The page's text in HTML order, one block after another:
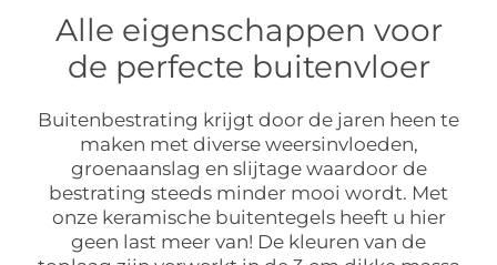
Alle eigenschappen voor
de perfecte buitenvloer
Buitenbestrating krijgt door de jaren heen te
maken met diverse weersinvloeden,
groenaanslag en slijtage waardoor de
bestrating steeds minder mooi wordt. Met
onze keramische buitentegels heeft u hier
geen last meer van! De kleuren van de